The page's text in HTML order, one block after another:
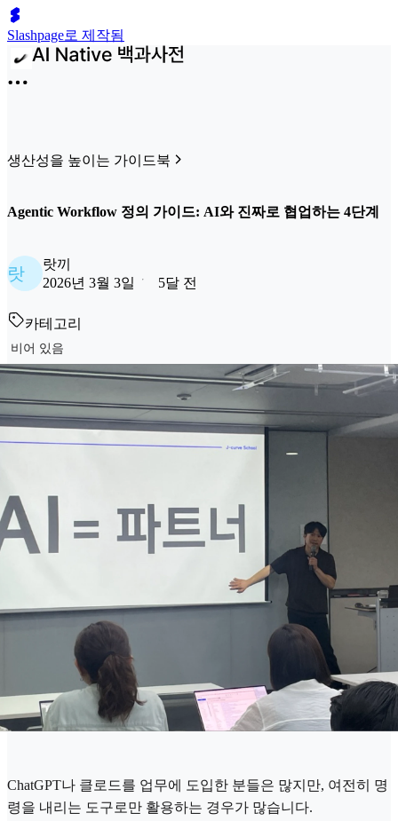
Slashpage로 제작됨
생산성을 높이는 가이드북
Agentic Workflow 정의 가이드: AI와 진짜로 협업하는 4단계
랏
랏끼
2026년 3월 3일
5달 전
카테고리
비어 있음
ChatGPT나 클로드를 업무에 도입한 분들은 많지만, 여전히 명
령을 내리는 도구로만 활용하는 경우가 많습니다.